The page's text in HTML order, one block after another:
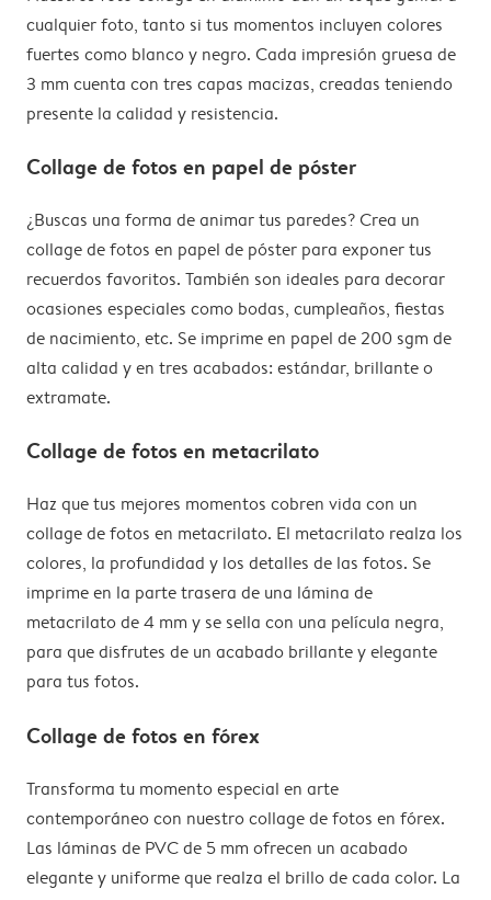
cualquier foto, tanto si tus momentos incluyen colores
fuertes como blanco y negro. Cada impresión gruesa de
3 mm cuenta con tres capas macizas, creadas teniendo
presente la calidad y resistencia.
Collage de fotos en papel de póster
¿Buscas una forma de animar tus paredes? Crea un
collage de fotos en papel de póster para exponer tus
recuerdos favoritos. También son ideales para decorar
ocasiones especiales como bodas, cumpleaños, fiestas
de nacimiento, etc. Se imprime en papel de 200 sgm de
alta calidad y en tres acabados: estándar, brillante o
extramate.
Collage de fotos en metacrilato
Haz que tus mejores momentos cobren vida con un
collage de fotos en metacrilato. El metacrilato realza los
colores, la profundidad y los detalles de las fotos. Se
imprime en la parte trasera de una lámina de
metacrilato de 4 mm y se sella con una película negra,
para que disfrutes de un acabado brillante y elegante
para tus fotos.
Collage de fotos en fórex
Transforma tu momento especial en arte
contemporáneo con nuestro collage de fotos en fórex.
Las láminas de PVC de 5 mm ofrecen un acabado
elegante y uniforme que realza el brillo de cada color. La